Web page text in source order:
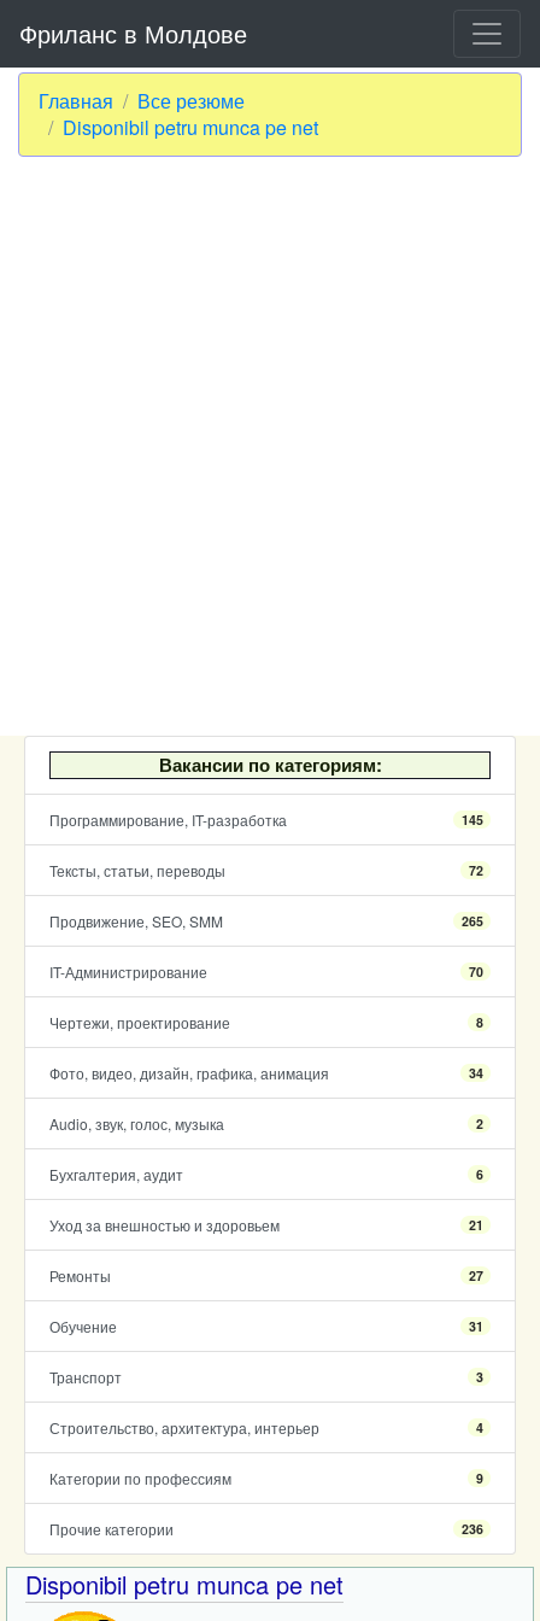
Фриланс в Молдове
Главная
Все резюме
Disponibil petru munca pe net
Вакансии по категориям:
Программирование, IT-разработка 145
Тексты, статьи, переводы 72
Продвижение, SEO, SMM 265
IT-Администрирование 70
Чертежи, проектирование 8
Фото, видео, дизайн, графика, анимация 34
Audio, звук, голос, музыка 2
Бухгалтерия, аудит 6
Уход за внешностью и здоровьем 21
Ремонты 27
Обучение 31
Транспорт 3
Строительство, архитектура, интерьер 4
Категории по профессиям 9
Прочие категории 236
Disponibil petru munca pe net